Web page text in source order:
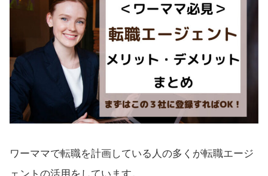
ワーママで転職を計画している人の多くが転職エージ
ェントの活用をしています。